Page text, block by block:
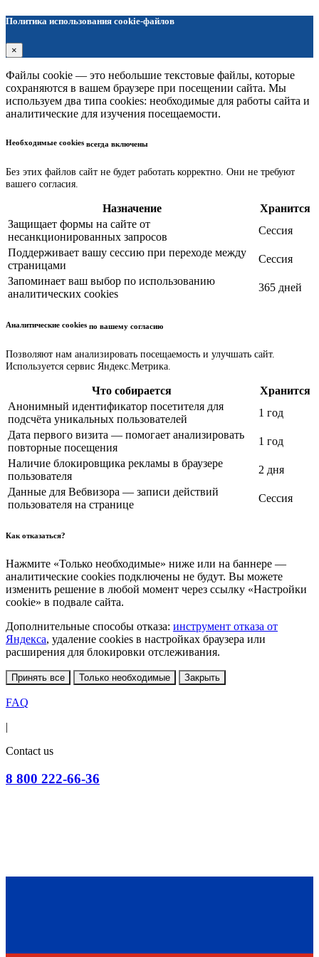
Политика использования cookie-файлов
×
Файлы cookie — это небольшие текстовые файлы, которые
сохраняются в вашем браузере при посещении сайта. Мы
используем два типа cookies: необходимые для работы сайта и
аналитические для изучения посещаемости.
Необходимые cookies всегда включены
Без этих файлов сайт не будет работать корректно. Они не требуют
вашего согласия.
Назначение
Хранится
Защищает формы на сайте от
несанкционированных запросов
Сессия
Поддерживает вашу сессию при переходе между
страницами
Сессия
Запоминает ваш выбор по использованию
аналитических cookies
365 дней
Аналитические cookies по вашему согласию
Позволяют нам анализировать посещаемость и улучшать сайт.
Используется сервис Яндекс.Метрика.
Что собирается
Хранится
Анонимный идентификатор посетителя для
подсчёта уникальных пользователей
1 год
Дата первого визита — помогает анализировать
повторные посещения
1 год
Наличие блокировщика рекламы в браузере
пользователя
2 дня
Данные для Вебвизора — записи действий
пользователя на странице
Сессия
Как отказаться?
Нажмите «Только необходимые» ниже или на баннере —
аналитические cookies подключены не будут. Вы можете
изменить решение в любой момент через ссылку «Настройки
cookie» в подвале сайта.
Дополнительные способы отказа: инструмент отказа от
Яндекса, удаление cookies в настройках браузера или
расширения для блокировки отслеживания.
Принять все Только необходимые Закрыть
FAQ
|
Contact us
8 800 222-66-36